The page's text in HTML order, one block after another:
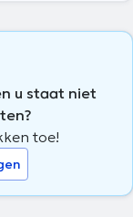
u staat niet
toe!